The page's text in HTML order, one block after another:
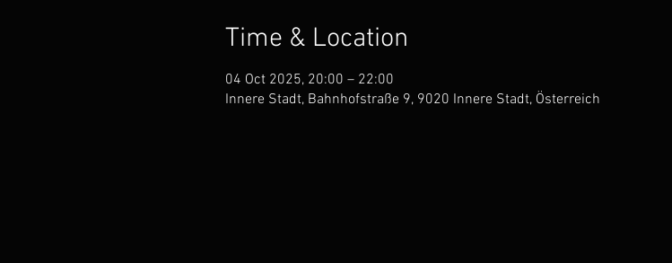
Time & Location
04 Oct 2025, 20:00 – 22:00
Innere Stadt, Bahnhofstraße 9, 9020 Innere Stadt, Österreich